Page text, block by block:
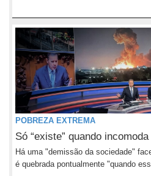
POBREZA EXTREMA
Só “existe” quando
Há uma "demissão da sociedade"
é quebrada pontualmente "quando